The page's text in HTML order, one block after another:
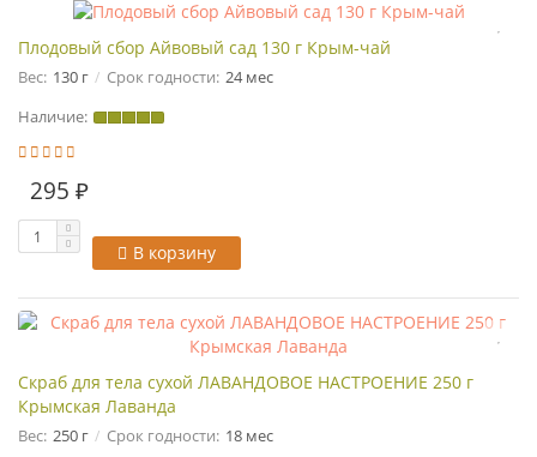
Плодовый сбор Айвовый сад 130 г Крым-чай
Вес: 130 г Срок годности: 24 мес
Наличие:
295 ₽
В корзину
Скраб для тела сухой ЛАВАНДОВОЕ НАСТРОЕНИЕ 250 г
Крымская Лаванда
Вес: 250 г Срок годности: 18 мес